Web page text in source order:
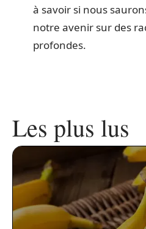
à savoir si nous
notre avenir sur des
profondes.
Les plus lus